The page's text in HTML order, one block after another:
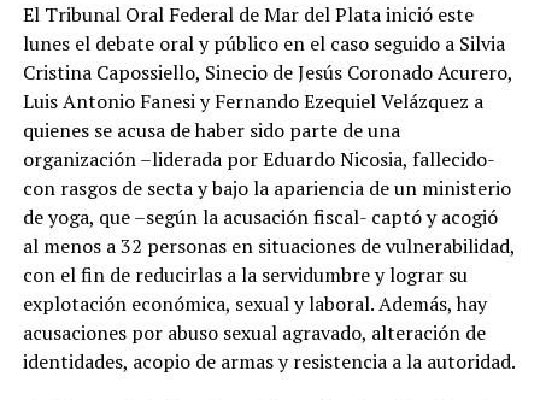
El Tribunal Oral Federal de Mar del Plata inició este
lunes el debate oral y público en el caso seguido a Silvia
Cristina Capossiello, Sinecio de Jesús Coronado Acurero,
Luis Antonio Fanesi y Fernando Ezequiel Velázquez a
quienes se acusa de haber sido parte de una
organización –liderada por Eduardo Nicosia, fallecido-
con rasgos de secta y bajo la apariencia de un ministerio
de yoga, que –según la acusación fiscal- captó y acogió
al menos a 32 personas en situaciones de vulnerabilidad,
con el fin de reducirlas a la servidumbre y lograr su
explotación económica, sexual y laboral. Además, hay
acusaciones por abuso sexual agravado, alteración de
identidades, acopio de armas y resistencia a la autoridad.